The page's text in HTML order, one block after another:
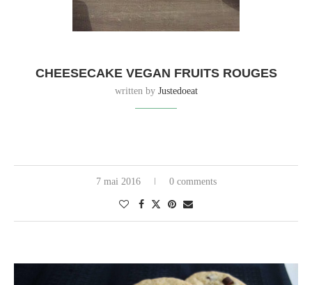
CHEESECAKE VEGAN FRUITS ROUGES
written by Justedoeat
7 mai 2016 0 comments